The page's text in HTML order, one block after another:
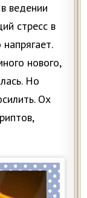
ведении
стресс в
нового,
Но
Ох